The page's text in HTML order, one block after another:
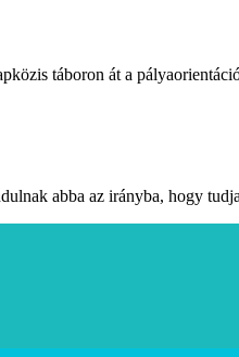
táboron át a
abba az irányba, hogy